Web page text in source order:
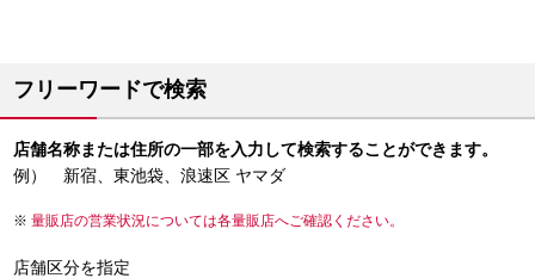
フリーワードで検索
店舗名称または住所の一部を入力して検索することができます。
例） 新宿、東池袋、浪速区 ヤマダ
量販店の営業状況については各量販店へご確認ください。
店舗区分を指定